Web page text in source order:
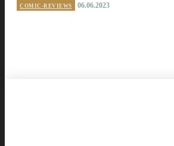
COMIC-REVIEWS 06.06.2023